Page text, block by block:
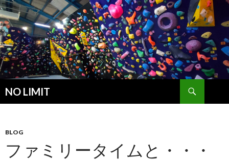
NO LIMIT
索
ン
へ
BLOG
ファミリータイムと・・・